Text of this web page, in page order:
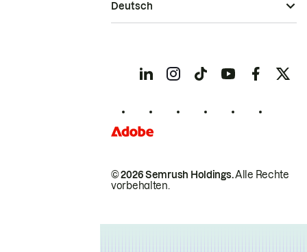
© 2026 Semrush Holdings.Alle Rechte
vorbehalten.
Deutsch